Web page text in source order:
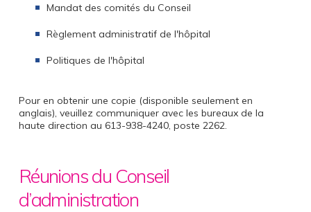
Mandat des comités du Conseil
Règlement administratif de l'hôpital
Politiques de l'hôpital
Pour en obtenir une copie (disponible seulement en
anglais), veuillez communiquer avec les bureaux de la
haute direction au 613-938-4240, poste 2262.
Réunions du Conseil
d’administration